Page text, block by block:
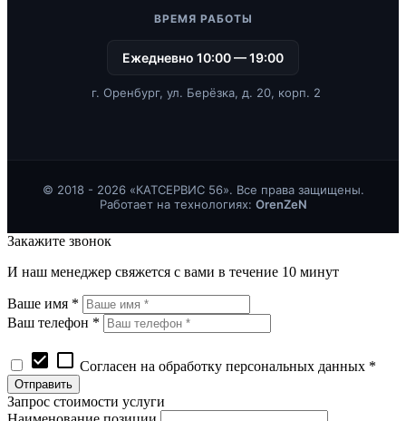
ВРЕМЯ РАБОТЫ
Ежедневно 10:00 — 19:00
г. Оренбург, ул. Берёзка, д. 20, корп. 2
© 2018 - 2026 «КАТСЕРВИС 56». Все права защищены.
Работает на технологиях: OrenZeN
Закажите звонок
И наш менеджер свяжется с вами в течение 10 минут
Ваше имя *
Ваш телефон *
check_box check_box_outline_blank Согласен на обработку персональных данных *
Запрос стоимости услуги